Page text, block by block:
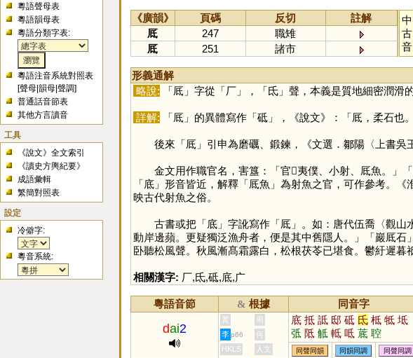
粵語聲母表
粵語韻母表
粵語分類字表:
粵語注音系統對照表
[聲母 |韻母 |聲調]
普通話音節表
其他方言讀音
工具
《說文》全文索引
《讀史方輿紀要》
成語彙輯
繁簡對照表
設定
冷僻字:
粵音系統:
《廣韻》 頁碼 反切
註解
厎
247
職雉
厎
251 諸市
中
古
音
形義通解
略說: 「厎」字從「厂」，「氐」聲，本義是質地細密潤滑
詳解: 「厎」的異體寫作「砥」，《說文》：「厎，柔石也
後來「厎」引申為磨礪、鍛鍊，《文選．鄒陽〈上書吳
金文用作職官名，害簋：「官𤔲夷僕、小射、厎魚。」「
「底」形音皆近，解釋「厎魚」為射魚之官，可作參考。
映古代射魚之俗。
古書或把「底」字訛寫作「厎」。如：唐代伍喬〈觀山
動岸邊蘋。更疑獨泛漁舟者，便是其中舊隱人。」「巖厎
卧聽松風聲。秋風漸髙霜露白，松根茯苓已堪食。鬱紆遲
相關漢字: 厂,氐,砥,底,广
粵語音節 & 根據 同音字
dai2
黃 周 底 抵 詆 邸 砥 氐 柢 牴 坻
弤 阺 觝 軧 呧 菧 聜
李 p66
何
HKLS
人文 同聲同韻 同韻同調 同聲同調